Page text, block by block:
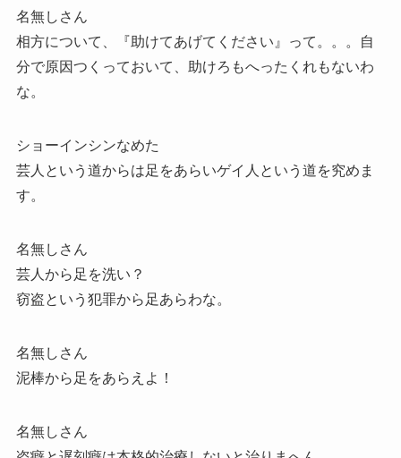
名無しさん
相方について、『助けてあげてください』って。。。自
分で原因つくっておいて、助けろもへったくれもないわ
な。
ショーインシンなめた
芸人という道からは足をあらいゲイ人という道を究めま
す。
名無しさん
芸人から足を洗い？
窃盗という犯罪から足あらわな。
名無しさん
泥棒から足をあらえよ！
名無しさん